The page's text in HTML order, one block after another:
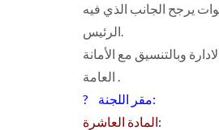
يرجح الجانب الذي فيه
الرئيس.
وبالتنسيق مع الأمانة
العامة .
? مقر اللجنة:
المادة العاشرة: